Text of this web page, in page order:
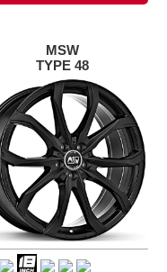
MSW
TYPE 48